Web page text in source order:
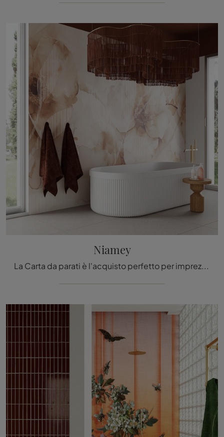
Niamey
La Carta da parati è l'acquisto perfetto per impreziosire i tuoi locali! Ultima un'ambientazione moderna con il modello Niamey di Inkiostro Bianco.